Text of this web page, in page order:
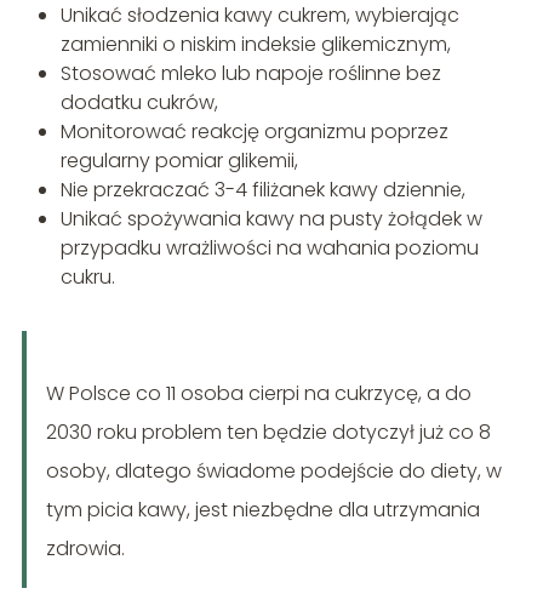
Unikać słodzenia kawy cukrem, wybierając
zamienniki o niskim indeksie glikemicznym,
Stosować mleko lub napoje roślinne bez
dodatku cukrów,
Monitorować reakcję organizmu poprzez
regularny pomiar glikemii,
Nie przekraczać 3-4 filiżanek kawy dziennie,
Unikać spożywania kawy na pusty żołądek w
przypadku wrażliwości na wahania poziomu
cukru.
W Polsce co 11 osoba cierpi na cukrzycę, a do
2030 roku problem ten będzie dotyczył już co 8
osoby, dlatego świadome podejście do diety, w
tym picia kawy, jest niezbędne dla utrzymania
zdrowia.